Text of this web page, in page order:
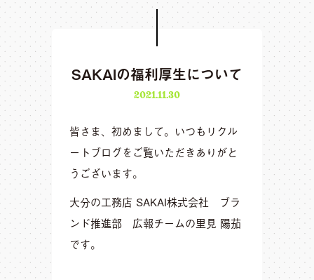
SAKAIの福利厚生について
2021.11.30
皆さま、初めまして。いつもリクル
ートブログをご覧いただきありがと
うございます。
大分の工務店 SAKAI株式会社 ブラ
ンド推進部 広報チームの里見 陽茄
です。